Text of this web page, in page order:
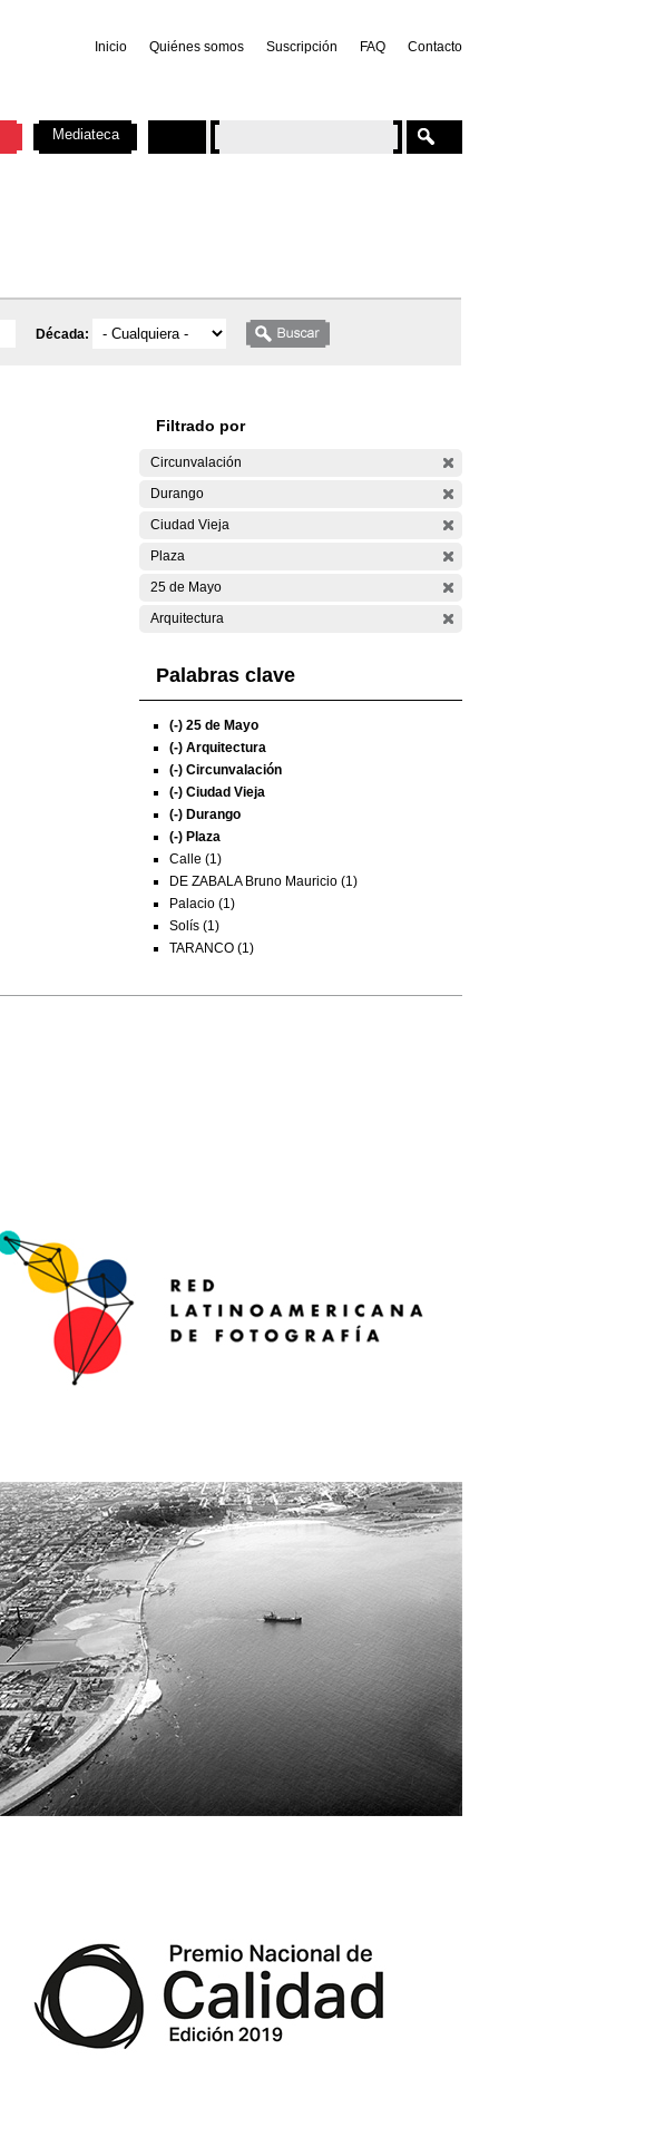
Inicio Quiénes somos Suscripción FAQ Contacto
Década:
Filtrado por
Circunvalación
Durango
Ciudad Vieja
Plaza
25 de Mayo
Arquitectura
Palabras clave
(-) 25 de Mayo
(-) Arquitectura
(-) Circunvalación
(-) Ciudad Vieja
(-) Durango
(-) Plaza
Calle (1)
DE ZABALA Bruno Mauricio (1)
Palacio (1)
Solís (1)
TARANCO (1)
Mediateca